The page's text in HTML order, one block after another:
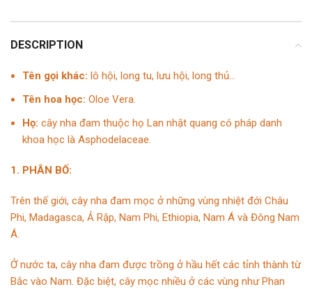
DESCRIPTION
Tên gọi khác: lô hội, long tu, lưu hội, long thủ…
Tên hoa học: Oloe Vera.
Họ: cây nha đam thuộc họ Lan nhật quang có pháp danh
khoa học là Asphodelaceae.
1. PHÂN BỐ:
Trên thế giới, cây nha đam mọc ở những vùng nhiệt đới Châu
Phi, Madagasca, Ả Rập, Nam Phi, Ethiopia, Nam Á và Đông Nam
Á.
Ở nước ta, cây nha đam được trồng ở hầu hết các tỉnh thành từ
Bắc vào Nam. Đặc biệt, cây mọc nhiều ở các vùng như Phan